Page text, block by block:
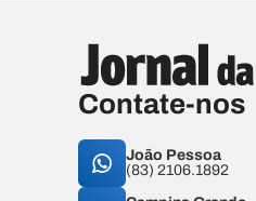
Contate-nos
João Pessoa
(83) 2106.1892